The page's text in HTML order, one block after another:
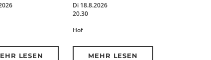
LESEN
Di 18.8.2026
20.30
Hof
MEHR LESEN